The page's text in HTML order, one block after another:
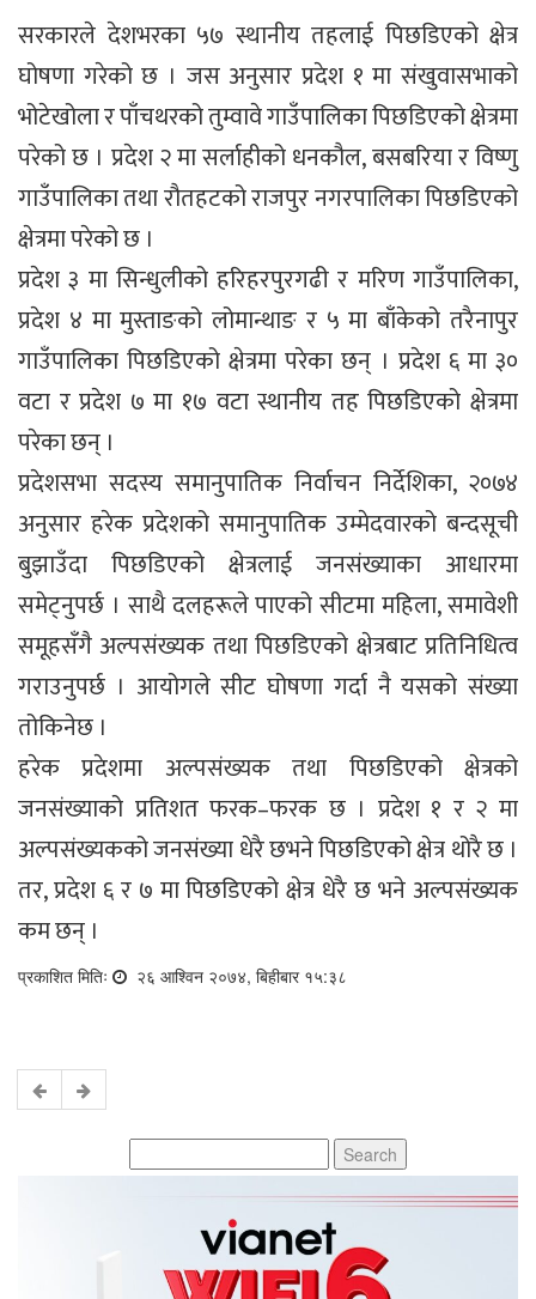
सरकारले देशभरका ५७ स्थानीय तहलाई पिछडिएको क्षेत्र
घोषणा गरेको छ । जस अनुसार प्रदेश १ मा संखुवासभाको
भोटेखोला र पाँचथरको तुम्वावे गाउँपालिका पिछडिएको क्षेत्रमा
परेको छ । प्रदेश २ मा सर्लाहीको धनकौल, बसबरिया र विष्णु
गाउँपालिका तथा रौतहटको राजपुर नगरपालिका पिछडिएको
क्षेत्रमा परेको छ ।
प्रदेश ३ मा सिन्धुलीको हरिहरपुरगढी र मरिण गाउँपालिका,
प्रदेश ४ मा मुस्ताङको लोमान्थाङ र ५ मा बाँकेको तरैनापुर
गाउँपालिका पिछडिएको क्षेत्रमा परेका छन् । प्रदेश ६ मा ३०
वटा र प्रदेश ७ मा १७ वटा स्थानीय तह पिछडिएको क्षेत्रमा
परेका छन् ।
प्रदेशसभा सदस्य समानुपातिक निर्वाचन निर्देशिका, २०७४
अनुसार हरेक प्रदेशको समानुपातिक उम्मेदवारको बन्दसूची
बुझाउँदा पिछडिएको क्षेत्रलाई जनसंख्याका आधारमा
समेट्नुपर्छ । साथै दलहरूले पाएको सीटमा महिला, समावेशी
समूहसँगै अल्पसंख्यक तथा पिछडिएको क्षेत्रबाट प्रतिनिधित्व
गराउनुपर्छ । आयोगले सीट घोषणा गर्दा नै यसको संख्या
तोकिनेछ ।
हरेक प्रदेशमा अल्पसंख्यक तथा पिछडिएको क्षेत्रको
जनसंख्याको प्रतिशत फरक–फरक छ । प्रदेश १ र २ मा
अल्पसंख्यकको जनसंख्या धेरै छभने पिछडिएको क्षेत्र थोरै छ ।
तर, प्रदेश ६ र ७ मा पिछडिएको क्षेत्र धेरै छ भने अल्पसंख्यक
कम छन् ।
प्रकाशित मितिः २६ आश्विन २०७४, बिहीबार १५:३८
for: